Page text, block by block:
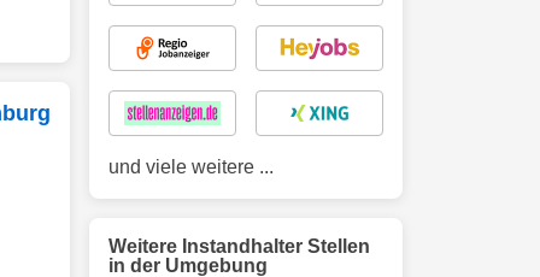
und viele weitere ...
Weitere Instandhalter Stellen
in der Umgebung